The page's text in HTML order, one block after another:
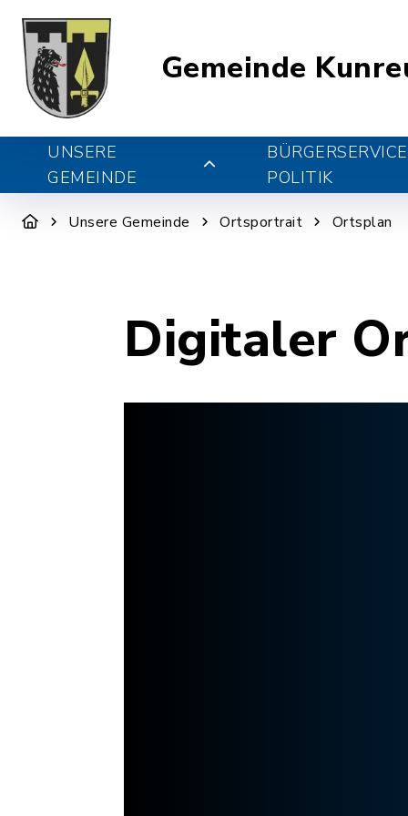
Gemeinde
UNSERE
GEMEINDE
POLITIK
Unsere Gemeinde Ortsportrait Ortsplan
Digitaler